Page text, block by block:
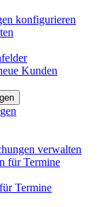
konfigurieren
Kunden
verwalten
für Termine
Termine